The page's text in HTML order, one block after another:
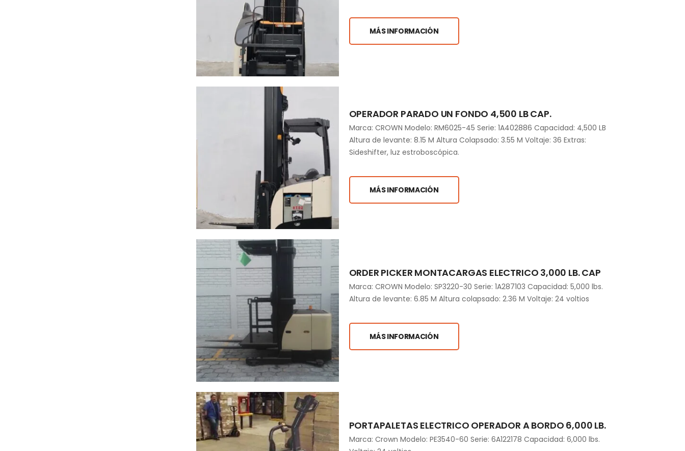
MÁS INFORMACIÓN
OPERADOR PARADO UN FONDO 4,500 LB CAP.
Marca: CROWN Modelo: RM6025-45 Serie: 1A402886 Capacidad: 4,500 LB
Altura de levante: 8.15 M Altura Colapsado: 3.55 M Voltaje: 36 Extras:
Sideshifter, luz estroboscópica.
MÁS INFORMACIÓN
ORDER PICKER MONTACARGAS ELECTRICO 3,000 LB. CAP
Marca: CROWN Modelo: SP3220-30 Serie: 1A287103 Capacidad: 5,000 lbs.
Altura de levante: 6.85 M Altura colapsado: 2.36 M Voltaje: 24 voltios
MÁS INFORMACIÓN
PORTAPALETAS ELECTRICO OPERADOR A BORDO 6,000 LB.
Marca: Crown Modelo: PE3540-60 Serie: 6A122178 Capacidad: 6,000 lbs.